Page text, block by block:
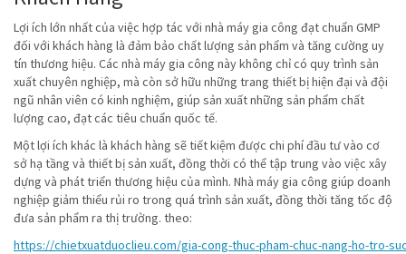
Lợi ích lớn nhất của việc hợp tác với nhà máy gia công đạt chuẩn GMP
đối với khách hàng là đảm bảo chất lượng sản phẩm và tăng cường uy
tín thương hiệu. Các nhà máy gia công này không chỉ có quy trình sản
xuất chuyên nghiệp, mà còn sở hữu những trang thiết bị hiện đại và đội
ngũ nhân viên có kinh nghiệm, giúp sản xuất những sản phẩm chất
lượng cao, đạt các tiêu chuẩn quốc tế.
Một lợi ích khác là khách hàng sẽ tiết kiệm được chi phí đầu tư vào cơ
sở hạ tầng và thiết bị sản xuất, đồng thời có thể tập trung vào việc xây
dựng và phát triển thương hiệu của mình. Nhà máy gia công giúp doanh
nghiệp giảm thiểu rủi ro trong quá trình sản xuất, đồng thời tăng tốc độ
đưa sản phẩm ra thị trường. theo:
https://chietxuatduoclieu.com/gia-cong-thuc-pham-chuc-nang-ho-tro-